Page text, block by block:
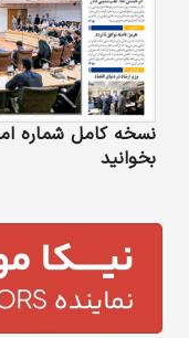
نسخه کامل شماره
بخوانید